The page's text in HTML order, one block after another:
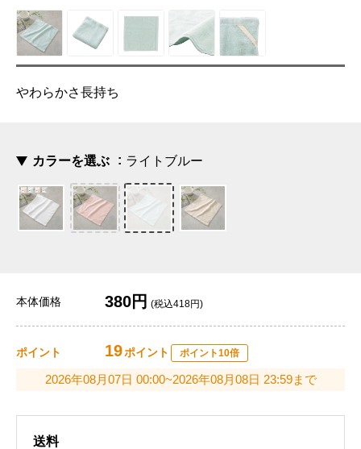
やわらかさ長持ち
カラーを選ぶ ライトブルー
本体価格 380円 (税込418円)
ポイント 19ポイント ポイント10倍
2026年08月07日 00:00~2026年08月08日 23:59まで
送料